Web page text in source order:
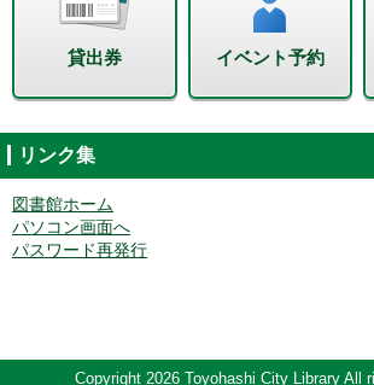
貸出券 イベント予約
リンク集
図書館ホーム
パソコン画面へ
パスワード再発行
Copyright 2026 Toyohashi City Library All